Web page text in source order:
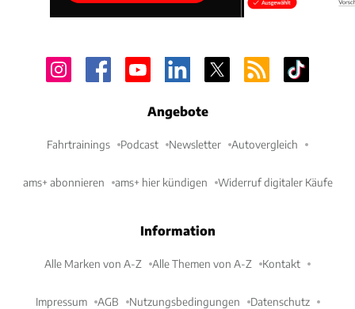
Angebote
Fahrtrainings Podcast Newsletter Autovergleich
ams+ abonnieren ams+ hier kündigen Widerruf digitaler Käufe
Information
Alle Marken von A-Z Alle Themen von A-Z Kontakt
Impressum AGB Nutzungsbedingungen Datenschutz